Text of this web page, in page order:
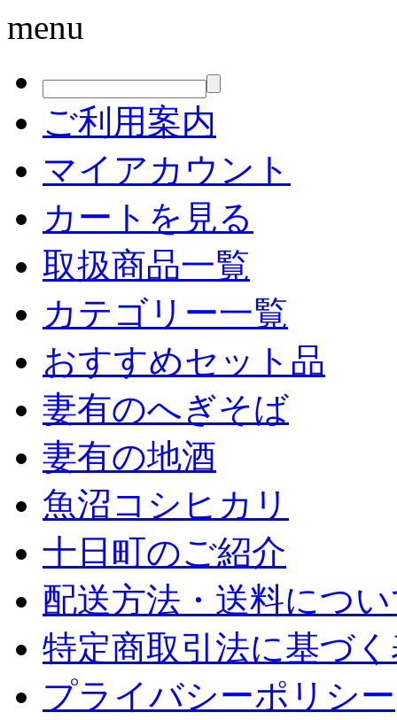
menu
ご利用案内
マイアカウント
カートを見る
取扱商品一覧
カテゴリー一覧
おすすめセット品
妻有のへぎそば
妻有の地酒
魚沼コシヒカリ
十日町のご紹介
配送方法・送料につ
特定商取引法に基づ
プライバシーポリシー